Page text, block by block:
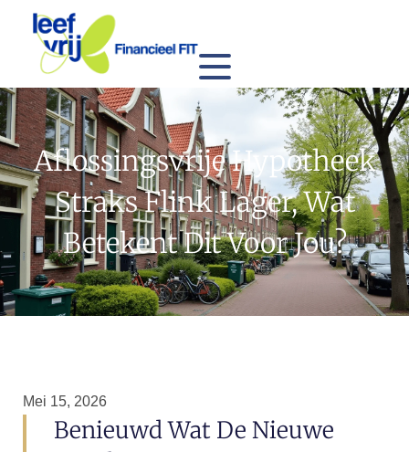
Aflossingsvrije Hypotheek
Straks Flink Lager, Wat
Betekent Dit Voor Jou?
Mei 15, 2026
Benieuwd Wat De Nieuwe